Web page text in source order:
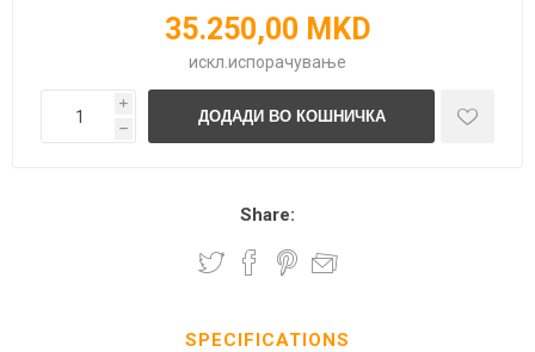
35.250,00 MKD
искл. испорачување
i
h
Share:
SPECIFICATIONS